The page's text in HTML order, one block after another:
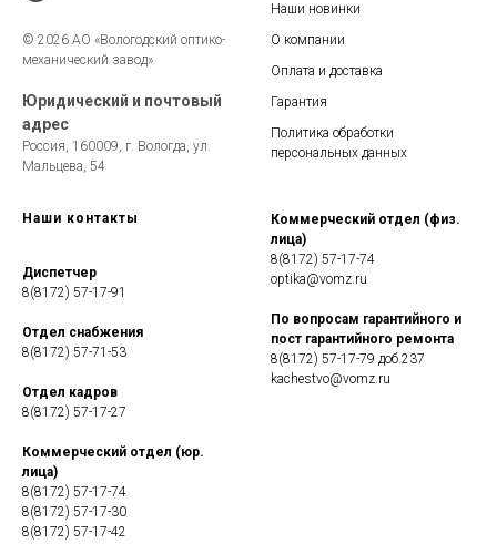
© 2026 АО «Вологодский оптико-
механический завод»
Юридический и почтовый
адрес
Россия, 160009, г. Вологда, ул.
Мальцева, 54
Наши новинки
О компании
Оплата и доставка
Гарантия
Политика обработки
персональных данных
Наши контакты
Диспетчер
8(8172) 57-17-91
Отдел снабжения
8(8172) 57-71-53
Отдел кадров
8(8172) 57-17-27
Коммерческий отдел (юр.
лица)
8(8172) 57-17-74
8(8172) 57-17-30
8(8172) 57-17-42
Коммерческий отдел (физ.
лица)
8(8172) 57-17-74
optika@vomz.ru
По вопросам гарантийного и
пост гарантийного ремонта
8(8172) 57-17-79 доб.237
kachestvo@vomz.ru
ГОРЯЧАЯ ЛИНИЯ по